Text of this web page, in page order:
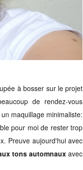
à bosser sur le projet
de rendez-vous
maquillage minimaliste:
pour moi de rester trop
Preuve aujourd'hui avec
tons automnaux avec